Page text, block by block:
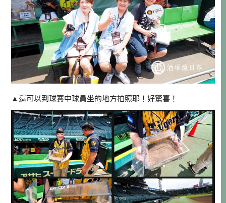
▲還可以到球賽中球員坐的地方拍照耶！好驚喜！